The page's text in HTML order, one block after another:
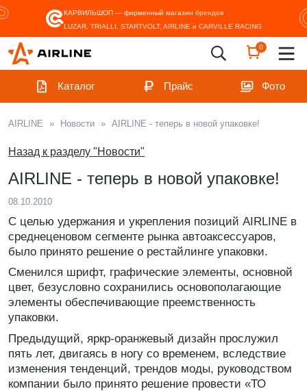
КАРВИЛЬШОП — фирменный магазин брендов
LUZAR, TRIALLI, STARTVOLT, AIRLINE и CARVILLE RACING
0
Каталог Прайс Фото
AIRLINE » Новости » AIRLINE - теперь в новой упаковке!
Назад к разделу "Новости"
AIRLINE - теперь в новой упаковке!
08.10.2010
С целью удержания и укрепления позиций AIRLINE в
среднеценовом сегменте рынка автоаксессуаров,
было принято решение о рестайлинге упаковки.
Сменился шрифт, графические элементы, основной
цвет, безусловно сохранились основополагающие
элементы обеспечивающие преемственность
упаковки.
Предыдущий, яркр-оранжевый дизайн прослужил
пять лет, двигаясь в ногу со временем, вследствие
изменения тенденций, трендов моды, руководством
компании было принято решение провести «ТО